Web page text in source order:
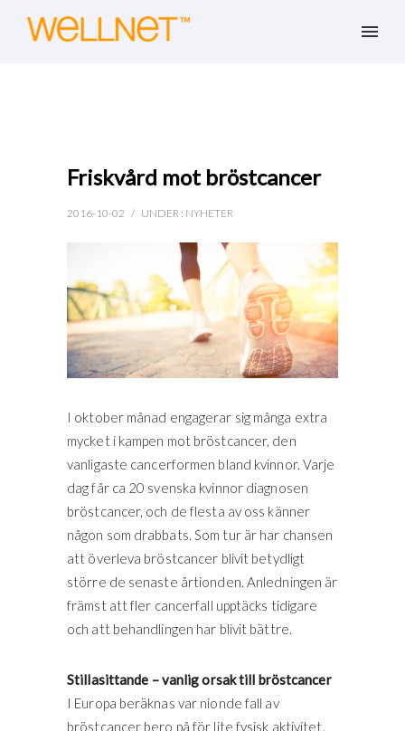
Friskvård mot bröstcancer
2016-10-02 / UNDER : NYHETER
I oktober månad engagerar sig många extra
mycket i kampen mot bröstcancer, den
vanligaste cancerformen bland kvinnor. Varje
dag får ca 20 svenska kvinnor diagnosen
bröstcancer, och de flesta av oss känner
någon som drabbats. Som tur är har chansen
att överleva bröstcancer blivit betydligt
större de senaste årtionden. Anledningen är
främst att fler cancerfall upptäcks tidigare
och att behandlingen har blivit bättre.
Stillasittande – vanlig orsak till bröstcancer
I Europa beräknas var nionde fall av
bröstcancer bero på för lite fysisk aktivitet.